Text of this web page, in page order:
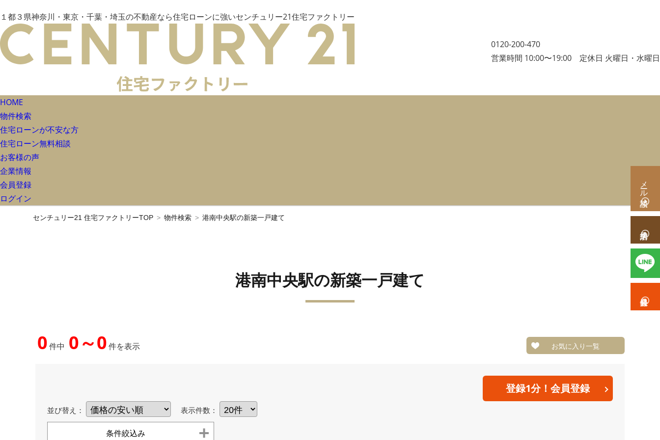
１都３県神奈川・東京・千葉・埼玉の不動産なら住宅ローンに強いセンチュリー21住宅ファクトリー
0120-200-470
営業時間 10:00〜19:00 定休日 火曜日・水曜日
HOME
物件検索
住宅ローンが不安な方
住宅ローン無料相談
お客様の声
企業情報
会員登録
ログイン
メール相談
センチュリー21 住宅ファクトリーTOP 物件検索 港南中央駅の新築一戸建て
港南中央駅の新築一戸建て
0件中 0～0件を表示 お気に入り一覧
登録1分！会員登録
並び替え： 表示件数：
条件絞込み